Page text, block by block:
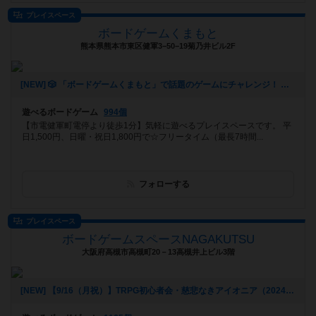
プレイスペース
ボードゲームくまもと
熊本県熊本市東区健軍3−50−19菊乃井ビル2F
[NEW] 🎲 「ボードゲームくまもと」で話題のゲームにチャレンジ！ 🚀✨（2024年12月16日 12時53分）
遊べるボードゲーム
994個
【市電健軍町電停より徒歩1分】気軽に遊べるプレイスペースです。 平
日1,500円、日曜・祝日1,800円で☆フリータイム（最長7時間...
フォローする
プレイスペース
ボードゲームスペースNAGAKUTSU
大阪府高槻市高槻町20－13高槻井上ビル3階
[NEW] 【9/16（月祝）】TRPG初心者会・慈悲なきアイオニア（2024年09月07日 22時01分）